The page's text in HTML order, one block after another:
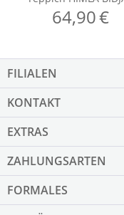
FILIALEN
KONTAKT
EXTRAS
ZAHLUNGSARTEN
FORMALES